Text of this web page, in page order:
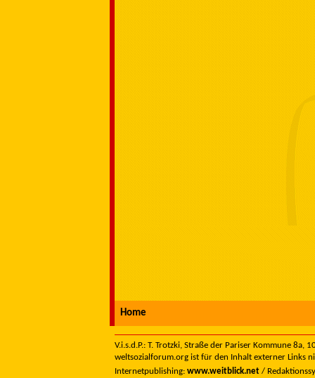
Home
V.i.s.d.P.: T. Trotzki, Straße der Pariser Kommune
weltsozialforum.org ist für den Inhalt externer Links
Internetpublishing: www.weitblick.net /